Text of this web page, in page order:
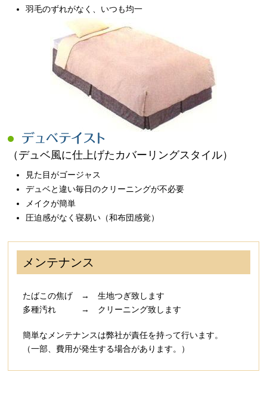
羽毛のずれがなく、いつも均一
（デュベ風に仕上げたカバーリングスタイル）
見た目がゴージャス
デュベと違い毎日のクリーニングが不必要
メイクが簡単
圧迫感がなく寝易い（和布団感覚）
メンテナンス
たばこの焦げ → 生地つぎ致します
多種汚れ → クリーニング致します
簡単なメンテナンスは弊社が責任を持って行います。
（一部、費用が発生する場合があります。）